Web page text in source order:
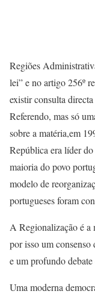
Regiões
lei” e no artigo 256º
existir consulta
Referendo, mas só
sobre a matéria,em
República era líder
maioria do povo
modelo de
portugueses foram
A Regionalização é a
por isso um
e um profundo
Uma moderna